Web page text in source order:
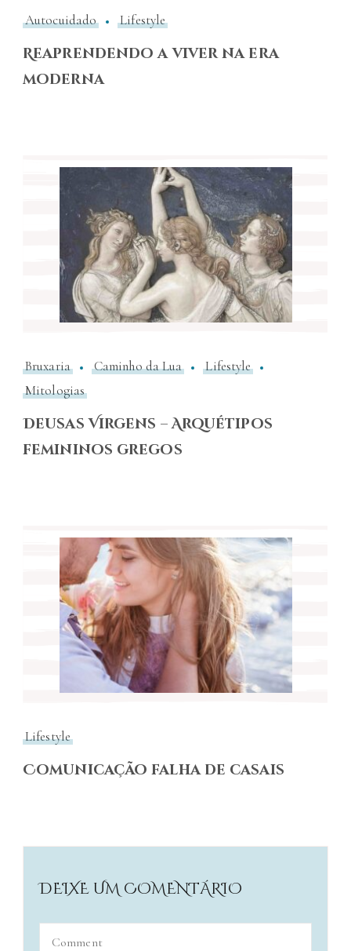
Autocuidado Lifestyle
Reaprendendo a viver na era
moderna
Bruxaria Caminho da Lua
Lifestyle
Mitologias
Deusas Virgens – Arquétipos
femininos gregos
Lifestyle
Comunicação falha de casais
DEIXE UM COMENTÁRIO